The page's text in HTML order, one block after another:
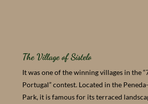
The Village of Sistelo
It was one of the winning villages in the
Portugal” contest. Located in the
Park, it is famous for its terraced